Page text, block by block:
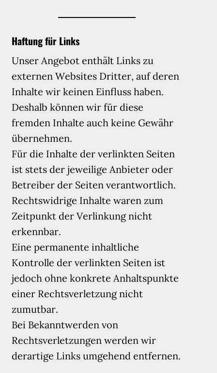
Haftung für Links
Unser Angebot enthält Links zu
externen Websites Dritter, auf deren
Inhalte wir keinen Einfluss haben.
Deshalb können wir für diese
fremden Inhalte auch keine Gewähr
übernehmen.
Für die Inhalte der verlinkten Seiten
ist stets der jeweilige Anbieter oder
Betreiber der Seiten verantwortlich.
Rechtswidrige Inhalte waren zum
Zeitpunkt der Verlinkung nicht
erkennbar.
Eine permanente inhaltliche
Kontrolle der verlinkten Seiten ist
jedoch ohne konkrete Anhaltspunkte
einer Rechtsverletzung nicht
zumutbar.
Bei Bekanntwerden von
Rechtsverletzungen werden wir
derartige Links umgehend entfernen.